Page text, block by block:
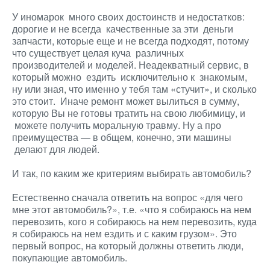
У иномарок много своих достоинств и недостатков:
дорогие и не всегда качественные за эти деньги
запчасти, которые еще и не всегда подходят, потому
что существует целая куча различных
производителей и моделей. Неадекватный сервис, в
который можно ездить исключительно к знакомым,
ну или зная, что именно у тебя там «стучит», и сколько
это стоит. Иначе ремонт может вылиться в сумму,
которую Вы не готовы тратить на свою любимицу, и
можете получить моральную травму. Ну а про
преимущества — в общем, конечно, эти машины
делают для людей.
И так, по каким же критериям выбирать автомобиль?
Естественно сначала ответить на вопрос «для чего
мне этот автомобиль?», т.е. «что я собираюсь на нем
перевозить, кого я собираюсь на нем перевозить, куда
я собираюсь на нем ездить и с каким грузом». Это
первый вопрос, на который должны ответить люди,
покупающие автомобиль.